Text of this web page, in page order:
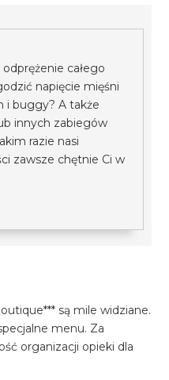
całego
napięcie mięśni
i buggy? A także
innych zabiegów
razie nasi
zawsze chętnie Ci w
są mile widziane.
menu. Za
organizacji opieki dla